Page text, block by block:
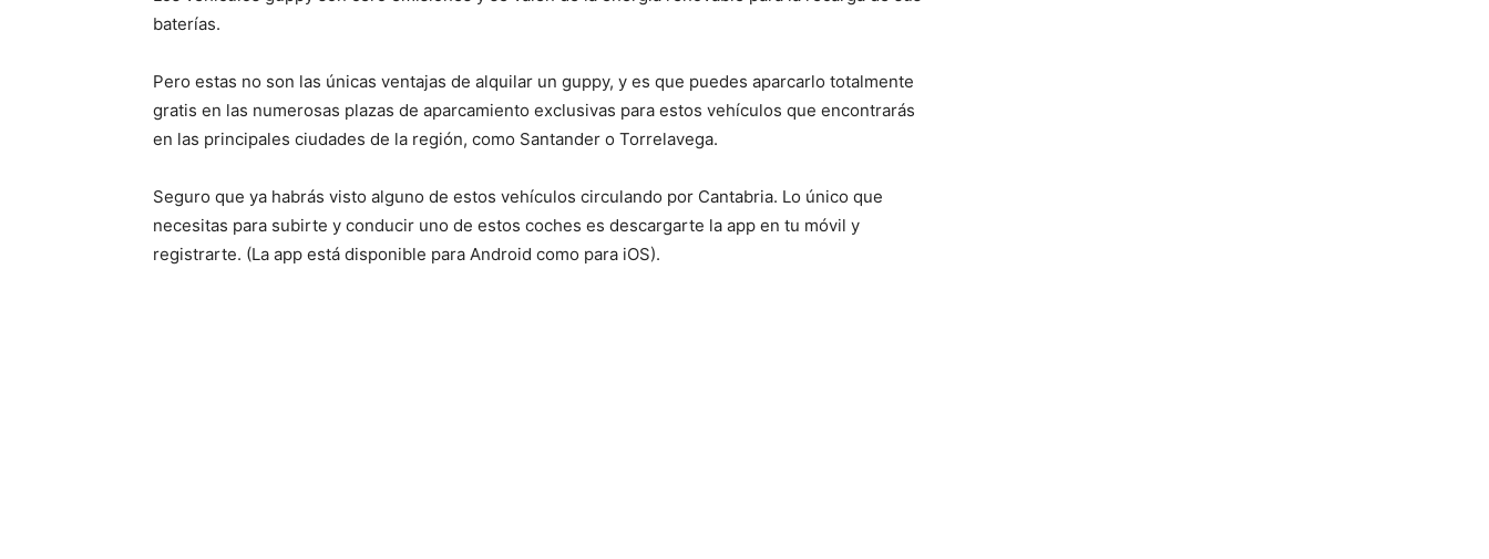
baterías.
Pero estas no son las únicas ventajas de alquilar un guppy, y es que puedes aparcarlo totalmente
gratis en las numerosas plazas de aparcamiento exclusivas para estos vehículos que encontrarás
en las principales ciudades de la región, como Santander o Torrelavega.
Seguro que ya habrás visto alguno de estos vehículos circulando por Cantabria. Lo único que
necesitas para subirte y conducir uno de estos coches es descargarte la app en tu móvil y
registrarte. (La app está disponible para Android como para iOS).